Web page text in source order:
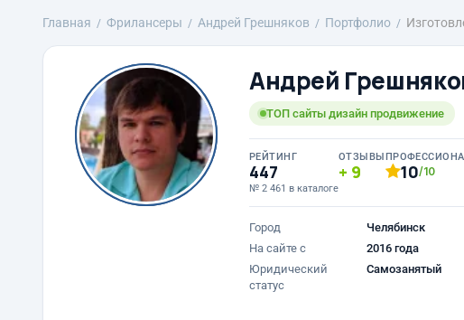
Главная Фрилансеры Андрей Грешняков Портфолио
Андрей
ТОП сайты дизайн продвижение
РЕЙТИНГ
447
№ 2 461 в каталоге
ОТЗЫВЫ
9 10/10
Город
Челябинск
На сайте с
2016 года
Юридический
статус
Самозанятый